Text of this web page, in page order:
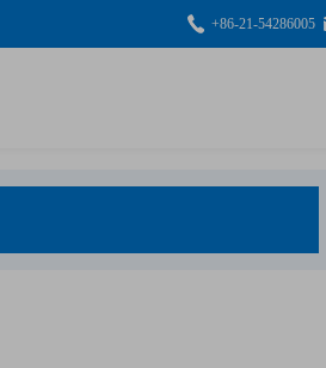
+86-21-54286005